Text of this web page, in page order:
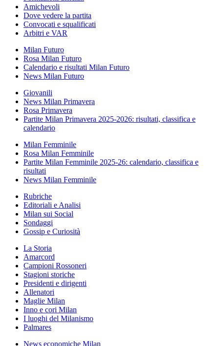
Amichevoli
Dove vedere la partita
Convocati e squalificati
Arbitri e VAR
Milan Futuro
Rosa Milan Futuro
Calendario e risultati Milan Futuro
News Milan Futuro
Giovanili
News Milan Primavera
Rosa Primavera
Partite Milan Primavera 2025-2026: risultati, classifica e
calendario
Milan Femminile
Rosa Milan Femminile
Partite Milan Femminile 2025-26: calendario, classifica e
risultati
News Milan Femminile
Rubriche
Editoriali e Analisi
Milan sui Social
Sondaggi
Gossip e Curiosità
La Storia
Amarcord
Campioni Rossoneri
Stagioni storiche
Presidenti e dirigenti
Allenatori
Maglie Milan
Inno e cori Milan
I luoghi del Milanismo
Palmares
News economiche Milan